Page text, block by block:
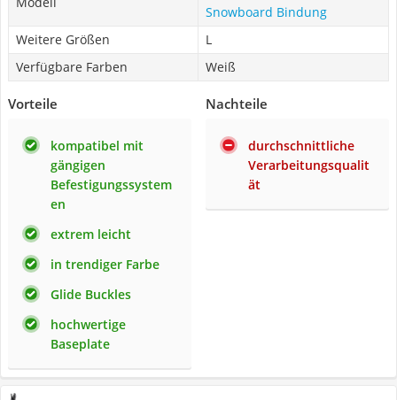
Snowboard Bindung
Weitere Größen
L
Verfügbare Farben
Weiß
Vorteile
kompatibel mit
gängigen
Befestigungssystem
en
extrem leicht
in trendiger Farbe
Glide Buckles
hochwertige
Baseplate
Nachteile
durchschnittliche
Verarbeitungsqualit
ät